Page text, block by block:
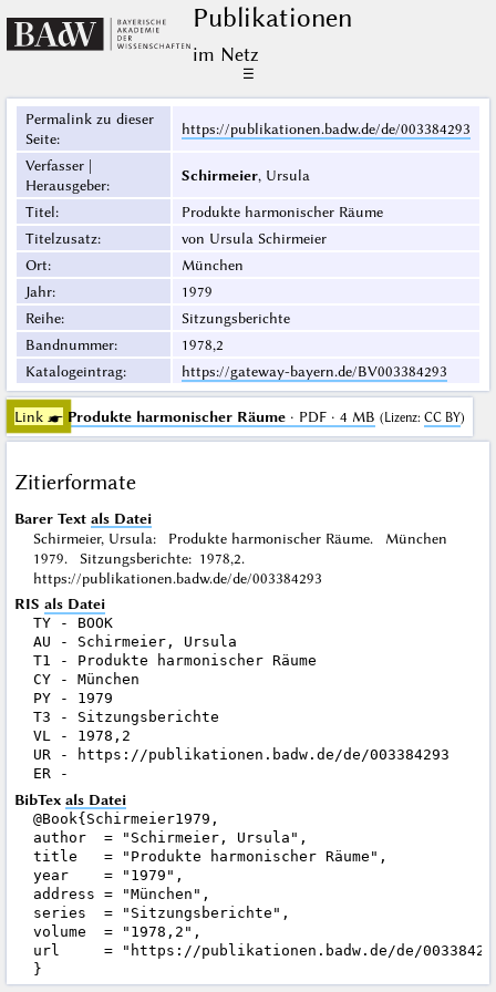
Publikationen
im Netz
☰
Permalink zu dieser
Seite:
https://publikationen.badw.de/de/003384293
Verfasser |
Herausgeber:
Schirmeier, Ursula
Titel:
Produkte harmonischer Räume
Titelzusatz:
von Ursula Schirmeier
Ort:
München
Jahr:
1979
Reihe:
Sitzungsberichte
Bandnummer:
1978,2
Katalogeintrag: https://gateway-bayern.de/BV003384293
Link ☛ Produkte harmonischer Räume· PDF · 4 MB (Lizenz: CC BY)
Zitierformate
Barer Text als Datei
Schirmeier, Ursula: Produkte harmonischer Räume. München
1979. Sitzungsberichte: 1978,2.
https://publikationen.badw.de/de/003384293
RIS als Datei
TY - BOOK
AU - Schirmeier, Ursula
T1 - Produkte harmonischer Räume
CY - München
PY - 1979
T3 - Sitzungsberichte
VL - 1978,2
UR - https://publikationen.badw.de/de/003384293
BibTex als Datei
@Book{Schirmeier1979,
author  = "Schirmeier, Ursula",
title   = "Produkte harmonischer Räume",
year    = "1979",
address = "München",
series  = "Sitzungsberichte",
volume  = "1978,2",
url     = "https://publikationen.badw.de/de/